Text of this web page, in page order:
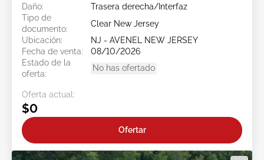
Daño:
Trasera derecha/Interfaz
Tipo de
documento:
Clear New Jersey
Ubicación:
NJ - AVENEL NEW JERSEY
Fecha de venta:
08/10/2026
Estado de la
oferta:
No has ofertado
Oferta actual:
$0
Ofertar